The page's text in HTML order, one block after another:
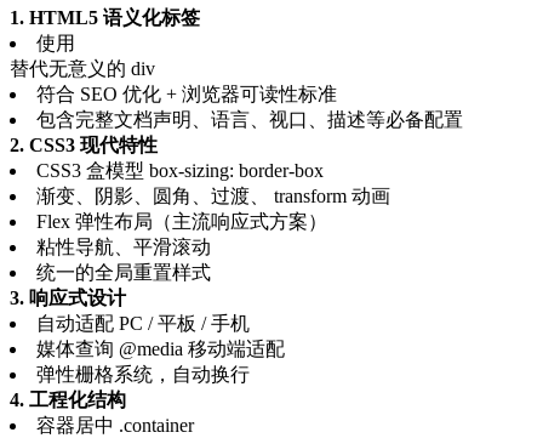
1. HTML5 语义化标签
使用
替代无意义的 div
符合 SEO 优化 + 浏览器可读性标准
包含完整文档声明、语言、视口、描述等必备配置
2. CSS3 现代特性
CSS3 盒模型 box-sizing: border-box
渐变、阴影、圆角、过渡、 transform 动画
Flex 弹性布局（主流响应式方案）
粘性导航、平滑滚动
统一的全局重置样式
3. 响应式设计
自动适配 PC / 平板 / 手机
媒体查询 @media 移动端适配
弹性栅格系统，自动换行
4. 工程化结构
容器居中 .container